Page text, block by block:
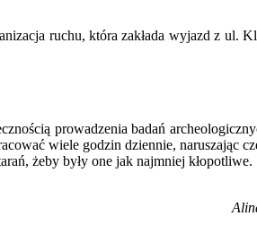
ruchu, która zakłada wyjazd z ul.
prowadzenia badań
wiele godzin dziennie, naruszając
żeby były one jak najmniej kłopotliwe.